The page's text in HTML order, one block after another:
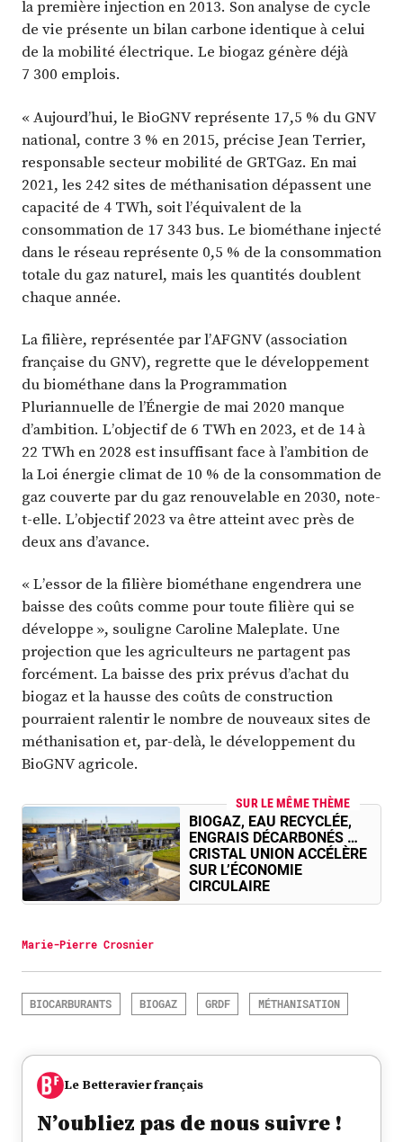
la première injection en 2013. Son analyse de cycle
de vie présente un bilan carbone identique à celui
de la mobilité électrique. Le biogaz génère déjà
7 300 emplois.
« Aujourd’hui, le BioGNV représente 17,5 % du GNV
national, contre 3 % en 2015, précise Jean Terrier,
responsable secteur mobilité de GRTGaz. En mai
2021, les 242 sites de méthanisation dépassent une
capacité de 4 TWh, soit l’équivalent de la
consommation de 17 343 bus. Le biométhane injecté
dans le réseau représente 0,5 % de la consommation
totale du gaz naturel, mais les quantités doublent
chaque année.
La filière, représentée par l’AFGNV (association
française du GNV), regrette que le développement
du biométhane dans la Programmation
Pluriannuelle de l’Énergie de mai 2020 manque
d’ambition. L’objectif de 6 TWh en 2023, et de 14 à
22 TWh en 2028 est insuffisant face à l’ambition de
la Loi énergie climat de 10 % de la consommation de
gaz couverte par du gaz renouvelable en 2030, note-
t-elle. L’objectif 2023 va être atteint avec près de
deux ans d’avance.
« L’essor de la filière biométhane engendrera une
baisse des coûts comme pour toute filière qui se
développe », souligne Caroline Maleplate. Une
projection que les agriculteurs ne partagent pas
forcément. La baisse des prix prévus d’achat du
biogaz et la hausse des coûts de construction
pourraient ralentir le nombre de nouveaux sites de
méthanisation et, par-delà, le développement du
BioGNV agricole.
SUR LE MÊME THÈME
BIOGAZ, EAU RECYCLÉE,
ENGRAIS DÉCARBONÉS …
CRISTAL UNION ACCÉLÈRE
SUR L’ÉCONOMIE
CIRCULAIRE
Marie-Pierre Crosnier
BIOCARBURANTS BIOGAZ GRDF MÉTHANISATION
Le Betteravier français
N’oubliez pas de nous suivre !